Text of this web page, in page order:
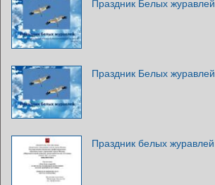
Праздник Белых журавлей
Праздник белых журавлей